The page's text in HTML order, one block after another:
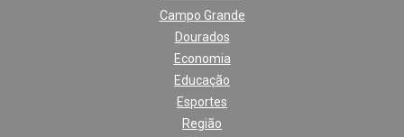
Campo Grande
Dourados
Economia
Educação
Esportes
Região